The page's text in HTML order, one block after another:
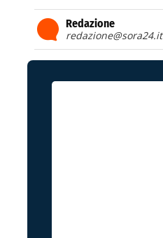
Redazione
redazione@sora24.it